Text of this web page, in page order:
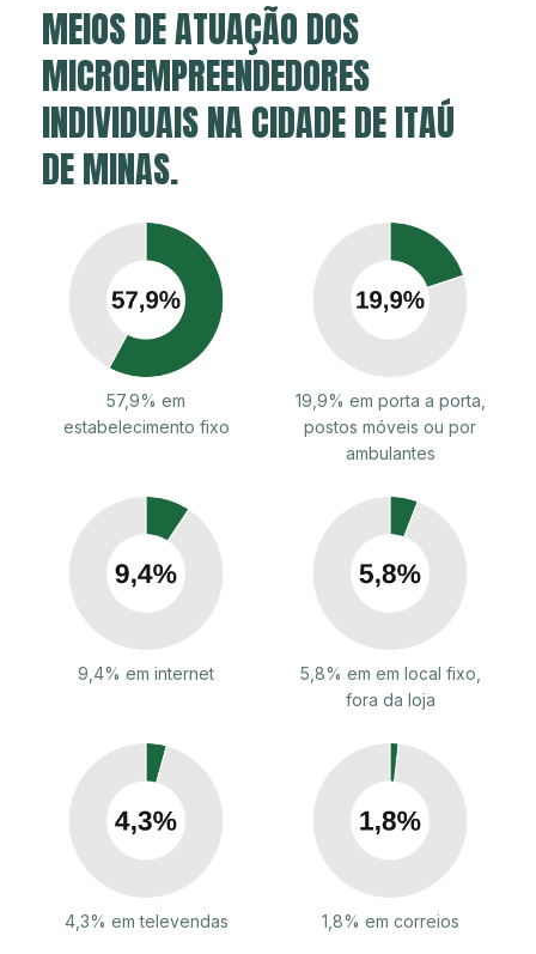
MEIOS DE ATUAÇÃO DOS
MICROEMPREENDEDORES
INDIVIDUAIS NA CIDADE DE ITAÚ
DE MINAS.
57,9% em
estabelecimento fixo
19,9% em porta a porta,
postos móveis ou por
ambulantes
9,4% em internet
5,8% em em local fixo,
fora da loja
4,3% em televendas 1,8% em correios